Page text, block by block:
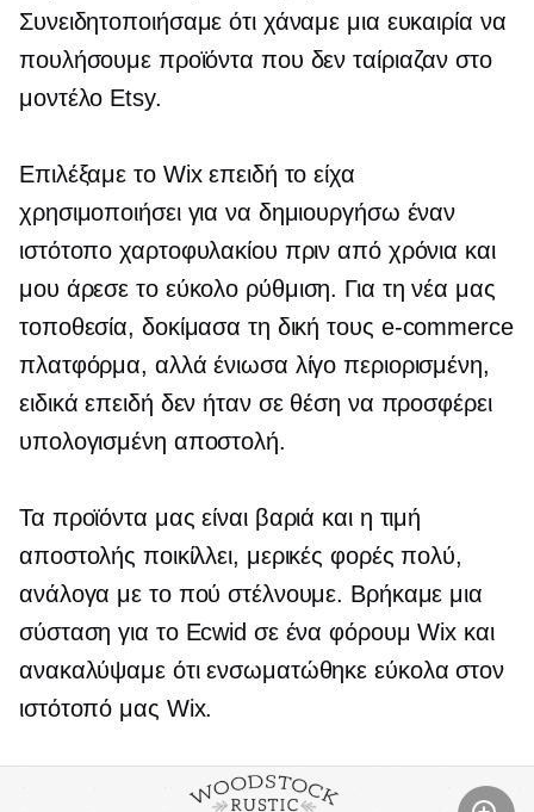
Συνειδητοποιήσαμε ότι χάναμε μια ευκαιρία να
πουλήσουμε προϊόντα που δεν ταίριαζαν στο
μοντέλο Etsy.
Επιλέξαμε το Wix επειδή το είχα
χρησιμοποιήσει για να δημιουργήσω έναν
ιστότοπο χαρτοφυλακίου πριν από χρόνια και
μου άρεσε το εύκολο ρύθμιση. Για τη νέα μας
τοποθεσία, δοκίμασα τη δική τους e-commerce
πλατφόρμα, αλλά ένιωσα λίγο περιορισμένη,
ειδικά επειδή δεν ήταν σε θέση να προσφέρει
υπολογισμένη αποστολή.
Τα προϊόντα μας είναι βαριά και η τιμή
αποστολής ποικίλλει, μερικές φορές πολύ,
ανάλογα με το πού στέλνουμε. Βρήκαμε μια
σύσταση για το Ecwid σε ένα φόρουμ Wix και
ανακαλύψαμε ότι ενσωματώθηκε εύκολα στον
ιστότοπό μας Wix.